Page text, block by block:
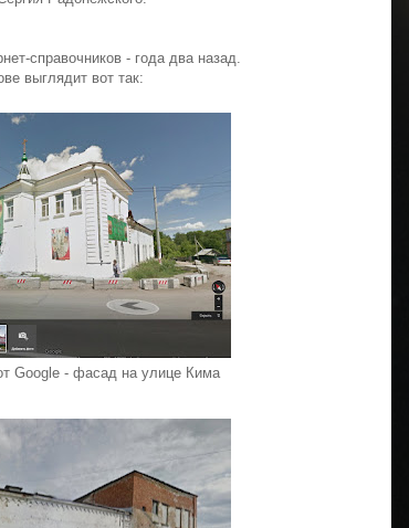
справочников - года два назад.
выглядит вот так:
Google - фасад на улице Кима